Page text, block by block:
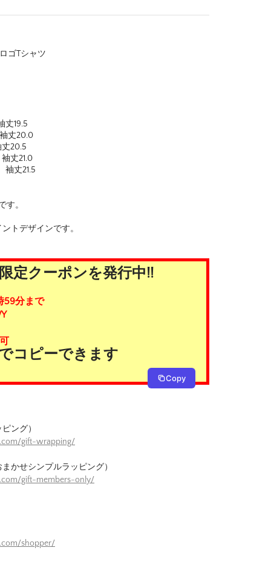
ゴTシャツ
丈19.5
丈20.0
20.5
丈21.0
袖丈21.5
す。
トデザインです。
定クーポンを発行中!!
59分まで
コピーできます
Copy
ング）
gift-wrapping/
かせシンプルラッピング）
gift-members-only/
shopper/